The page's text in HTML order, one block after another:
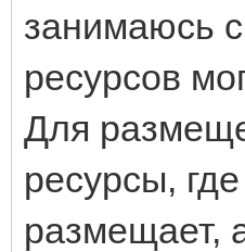
занимаюсь
ресурсов
Для
ресурсы,
размещает,